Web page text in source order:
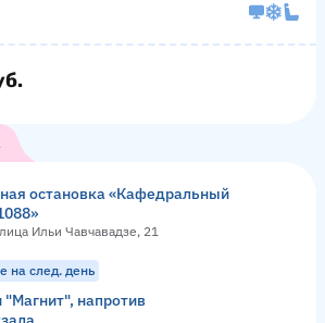
остановка «Кафедральный
Ильи Чавчавадзе, 21
на след. день
"Магнит", напротив